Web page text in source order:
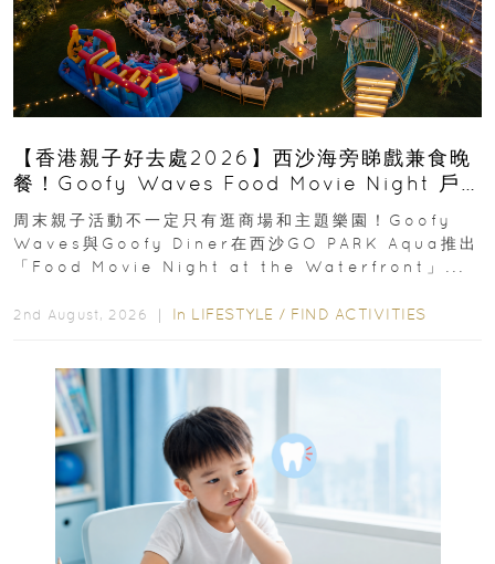
【香港親子好去處2026】西沙海旁睇戲兼食晚
餐！Goofy Waves Food Movie Night 戶
外影院逢週末登場
周末親子活動不一定只有逛商場和主題樂園！Goofy
Waves與Goofy Diner在西沙GO PARK Aqua推出
「Food Movie Night at the Waterfront」...
2nd August, 2026 ｜ In LIFESTYLE / FIND ACTIVITIES